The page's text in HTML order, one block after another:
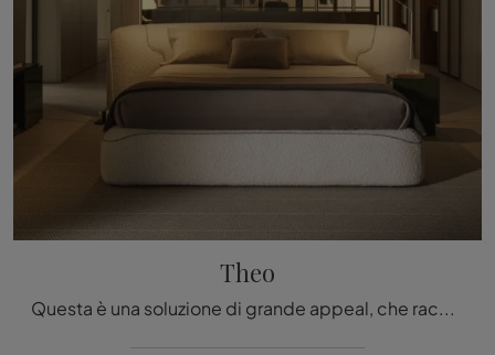
Theo
Questa è una soluzione di grande appeal, che racchiude in sé tutta l'eccellenza garantita dalla pluriennale esperienza del brand nel settore.